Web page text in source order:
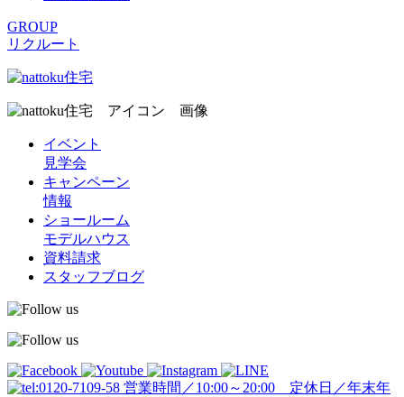
GROUP
リクルート
イベント
見学会
キャンペーン
情報
ショールーム
モデルハウス
資料請求
スタッフブログ
営業時間／10:00～20:00 定休日／年末年